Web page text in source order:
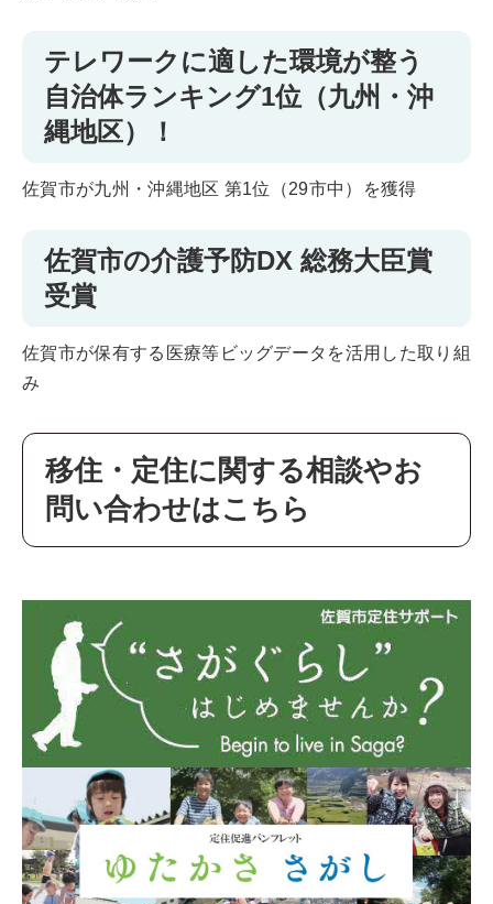
テレワークに適した環境が整う
自治体ランキング1位（九州・沖
縄地区）！
佐賀市が九州・沖縄地区 第1位（29市中）を獲得
佐賀市の介護予防DX 総務大臣賞
受賞
佐賀市が保有する医療等ビッグデータを活用した取り組
み
移住・定住に関する相談やお
問い合わせはこちら